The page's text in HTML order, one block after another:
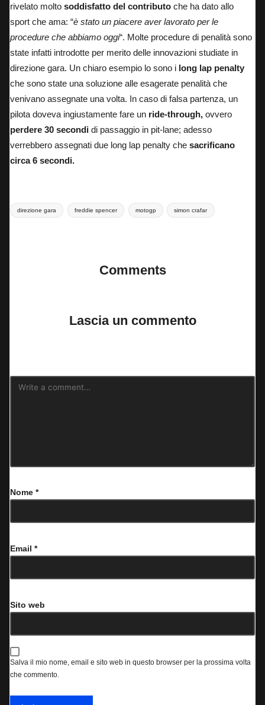
rivelato molto soddisfatto del contributo che ha dato allo
sport che ama: “è stato un piacere aver lavorato per le
procedure che abbiamo oggi“. Molte procedure di penalità sono
state infatti introdotte per merito delle innovazioni studiate in
direzione gara. Un chiaro esempio lo sono i long lap penalty
che sono state una soluzione alle esagerate penalità che
venivano assegnate una volta. In caso di falsa partenza, un
pilota doveva ingiustamente fare un ride-through, ovvero
perdere 30 secondi di passaggio in pit-lane; adesso
verrebbero assegnati due long lap penalty che sacrificano
circa 6 secondi.
Tags:
direzione gara freddie spencer motogp simon crafar
Comments
Lascia un commento
Nome *
Email *
Sito web
Salva il mio nome, email e sito web in questo browser per la prossima volta
che commento.